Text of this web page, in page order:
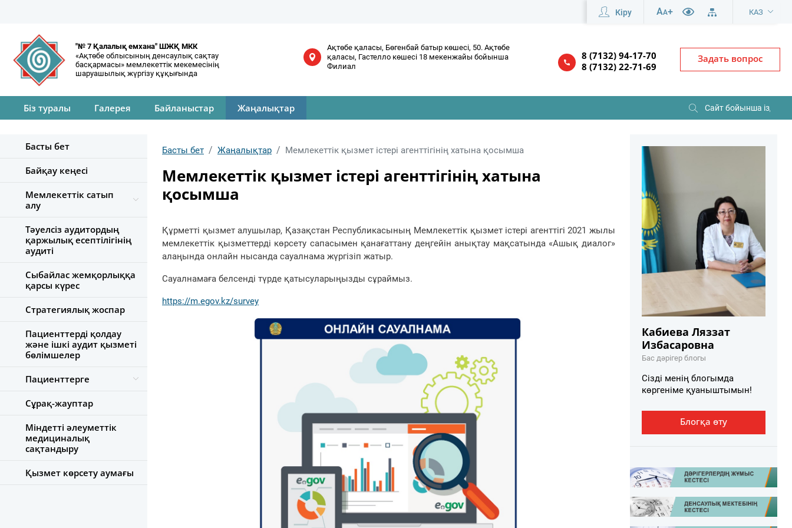
Кіру AA+ КАЗ
"№ 7 Қалалық емхана" ШЖҚ МКК
«Ақтөбе облысының денсаулық сақтау
басқармасы» мемлекеттік мекемесінің
шаруашылық жүргізу құқығында
Ақтөбе қаласы, Бөгенбай батыр көшесі, 50. Ақтөбе
қаласы, Гастелло көшесі 18 мекенжайы бойынша
Филиал
8 (7132) 94-17-70
8 (7132) 22-71-69
Задать вопрос
Біз туралы Галерея Байланыстар Жаңалықтар
Басты бет
Байқау кеңесі
Мемлекеттік сатып
алу
Тәуелсіз аудитордың
қаржылық есептілігінің
аудиті
Сыбайлас жемқорлыққа
қарсы күрес
Стратегиялық жоспар
Пациенттерді қолдау
және ішкі аудит қызметі
бөлімшелер
Пациенттерге
Сұрақ-жауптар
Міндетті әлеуметтік
медициналық
сақтандыру
Қызмет көрсету аумағы
Басты бет Жаңалықтар Мемлекеттік қызмет істері агенттігінің хатына қосымша
Мемлекеттік қызмет істері агенттігінің хатына
қосымша
Құрметті қызмет алушылар, Қазақстан Республикасының Мемлекеттік қызмет істері агенттігі 2021 жылы
мемлекеттік қызметтерді көрсету сапасымен қанағаттану деңгейін анықтау мақсатында «Ашық диалог»
алаңында онлайн нысанда сауалнама жүргізіп жатыр.
Сауалнамаға белсенді түрде қатысуларыңызды сұраймыз.
https://m.egov.kz/survey
Кабиева Ляззат
Избасаровна
Бас дәрігер блогы
Сізді менің блогымда
көргеніме қуаныштымын!
Блогқа өту